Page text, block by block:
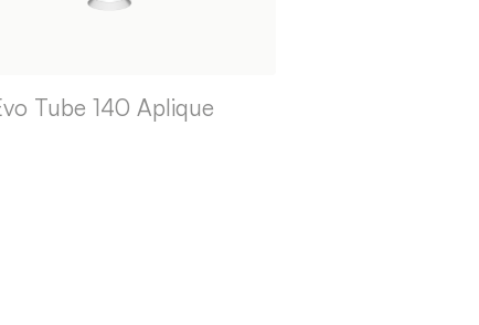
Tube 140 Aplique